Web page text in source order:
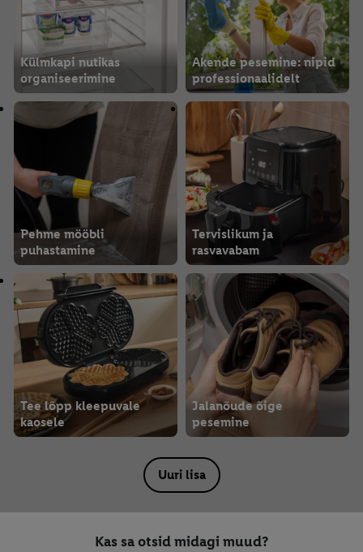
Külmkapi nutikas
organiseerimine
Akende pesemine: nipid
professionaalidelt
Pehme mööbli
puhastamine
Tervislikum ja
rasvavabam
Tee lõpp kleepuvale
kaosele
Jalanõude õige
pesemine
Uuri lisa
Kas sa otsid midagi muud?